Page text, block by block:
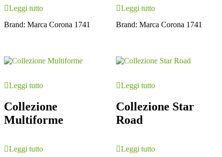
Leggi tutto
Brand: Marca Corona 1741
Leggi tutto
Brand: Marca Corona 1741
Leggi tutto
Collezione
Multiforme
Leggi tutto
Leggi tutto
Collezione Star
Road
Leggi tutto